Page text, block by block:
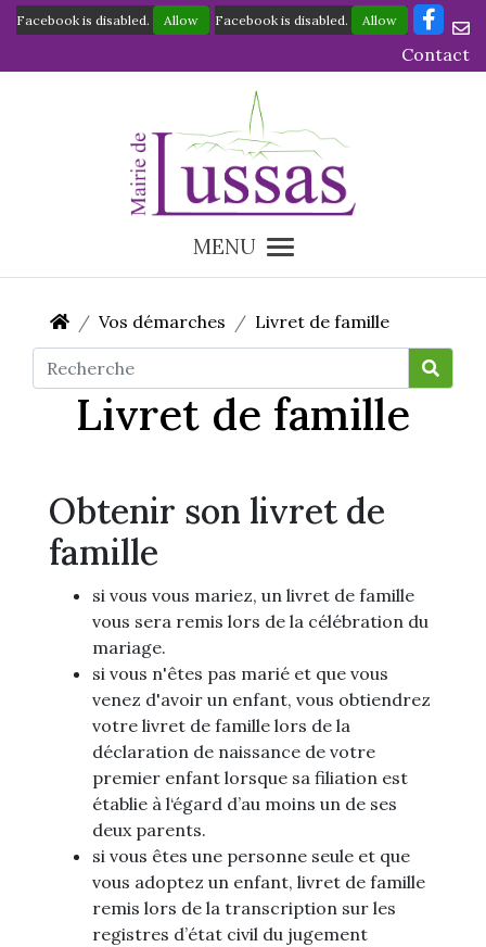
Facebook is disabled. Allow Facebook is disabled. Allow
Contact
MENU
Vos démarches Livret de famille
Livret de famille
Obtenir son livret de
famille
si vous vous mariez, un livret de famille
vous sera remis lors de la célébration du
mariage.
si vous n'êtes pas marié et que vous
venez d'avoir un enfant, vous obtiendrez
votre livret de famille lors de la
déclaration de naissance de votre
premier enfant lorsque sa filiation est
établie à l‘égard d’au moins un de ses
deux parents.
si vous êtes une personne seule et que
vous adoptez un enfant, livret de famille
remis lors de la transcription sur les
registres d’état civil du jugement